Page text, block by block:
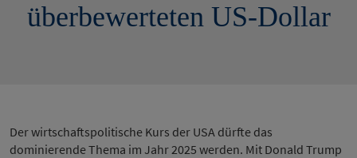
überbewerteten US-Dollar
Der wirtschaftspolitische Kurs der USA dürfte das
dominierende Thema im Jahr 2025 werden. Mit Donald Trump